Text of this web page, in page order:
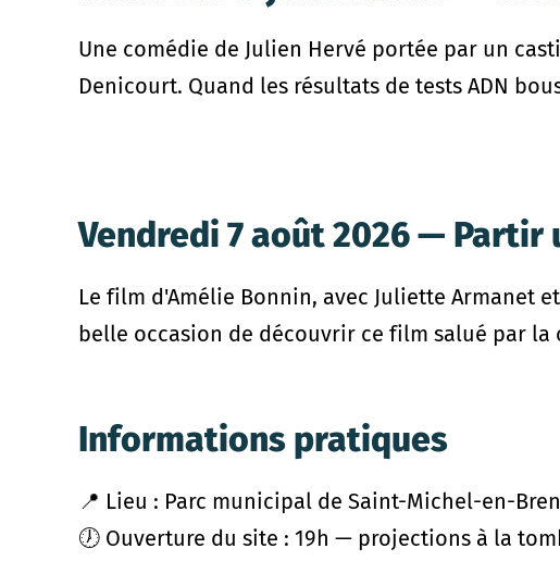
Une comédie de Julien Hervé portée par un
Denicourt. Quand les résultats de tests ADN
Vendredi 7 août 2026 — Partir
Le film d'Amélie Bonnin, avec Juliette Armanet
belle occasion de découvrir ce film salué par
Informations pratiques
📍 Lieu : Parc municipal de Saint-Michel-en-
🕖 Ouverture du site : 19h — projections à la